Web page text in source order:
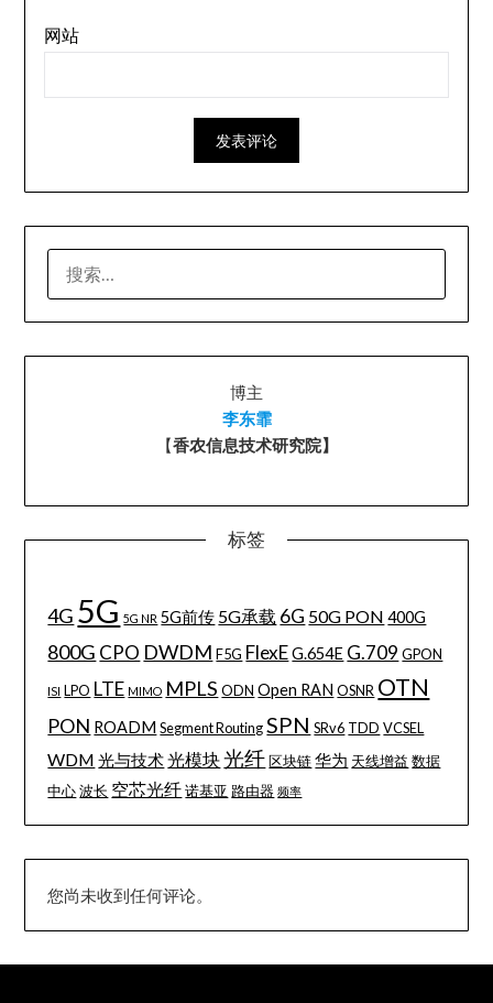
网站
索：
博主
李东霏
【香农信息技术研究院】
标签
4G 5G 5G NR 5G前传 5G承载 6G 50G PON 400G
800G CPO DWDM F5G FlexE G.654E G.709 GPON
ISI LPO LTE MIMO MPLS ODN Open RAN OSNR OTN
PON ROADM Segment Routing SPN SRv6 TDD VCSEL
WDM 光与技术 光模块光纤 区块链 华为 天线增益 数据
中心 波长 空芯光纤 诺基亚 路由器 频率
您尚未收到任何评论。